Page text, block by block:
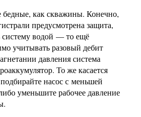
бедные, как скважины. Конечно,
предусмотрена защита,
систему водой — то ещё
учитывать разовый дебит
давления система
То же касается
насос с меньшей
уменьшите рабочее давление